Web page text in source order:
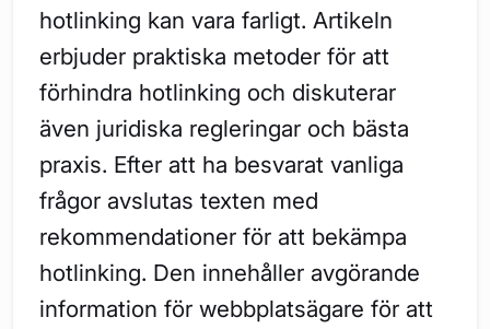
hotlinking kan vara farligt. Artikeln
erbjuder praktiska metoder för att
förhindra hotlinking och diskuterar
även juridiska regleringar och bästa
praxis. Efter att ha besvarat vanliga
frågor avslutas texten med
rekommendationer för att bekämpa
hotlinking. Den innehåller avgörande
information för webbplatsägare för att